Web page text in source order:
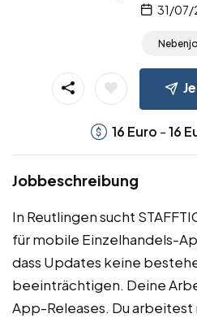
31/07/
16 Euro -16
Jobbeschreibung
In Reutlingen sucht
für mobile Einzelhandels-
dass Updates keine
beeinträchtigen. Deine
App-Releases. Du